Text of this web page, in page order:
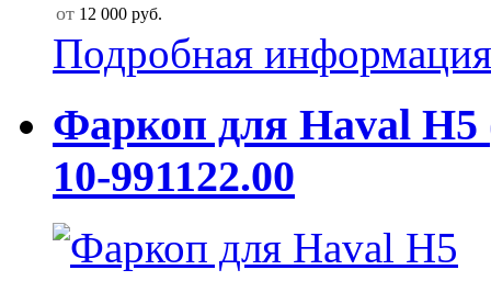
от 12 000 руб.
Подробная информация
Фаркоп для Haval H5
10-991122.00